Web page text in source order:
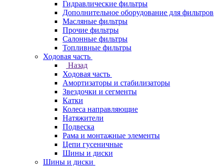
Гидравлические фильтры
Дополнительное оборудование для фильтров
Масляные фильтры
Прочие фильтры
Салонные фильтры
Топливные фильтры
Ходовая часть
Назад
Ходовая часть
Амортизаторы и стабилизаторы
Звездочки и сегменты
Катки
Колеса направляющие
Натяжители
Подвеска
Рама и монтажные элементы
Цепи гусеничные
Шины и диски
Шины и диски